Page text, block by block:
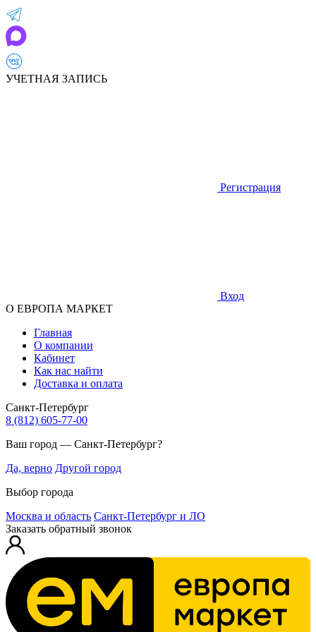
УЧЕТНАЯ ЗАПИСЬ
Регистрация
Вход
О ЕВРОПА МАРКЕТ
Главная
О компании
Кабинет
Как нас найти
Доставка и оплата
Санкт-Петербург
8 (812) 605-77-00
Ваш город — Санкт-Петербург?
Да, верно Другой город
Выбор города
Москва и область Санкт-Петербург и ЛО
Заказать обратный звонок